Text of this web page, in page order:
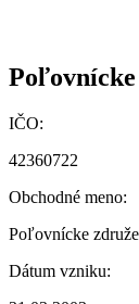
IČO:
42360722
Obchodné meno:
Poľovnícke
Dátum vzniku: